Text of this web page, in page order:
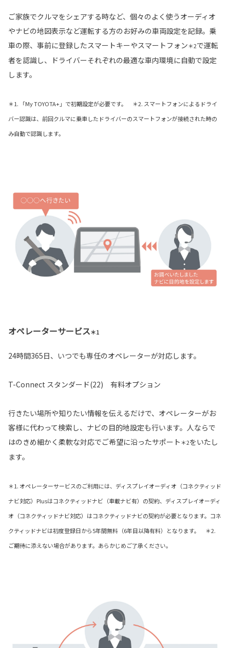
ご家族でクルマをシェアする時など、個々のよく使うオーディオ
やナビの地図表示など運転する方のお好みの車両設定を記録。乗
車の際、事前に登録したスマートキーやスマートフォン＊2で運転
者を認識し、ドライバーそれぞれの最適な車内環境に自動で設定
します。
＊1. 「My TOYOTA+」で初期設定が必要です。 ＊2. スマートフォンによるドライ
バー認識は、前回クルマに乗車したドライバーのスマートフォンが接続された時の
み自動で認識します。
オペレーターサービス＊1
24時間365日、いつでも専任のオペレーターが対応します。
T-Connect スタンダード(22) 有料オプション
行きたい場所や知りたい情報を伝えるだけで、オペレーターがお
客様に代わって検索し、ナビの目的地設定も行います。人ならで
はのきめ細かく柔軟な対応でご希望に沿ったサポート ＊2をいたし
ます。
＊1. オペレーターサービスのご利用には、ディスプレイオーディオ（コネクティッド
ナビ対応）Plusはコネクティッドナビ（車載ナビ有）の契約、ディスプレイオーディ
オ（コネクティッドナビ対応）はコネクティッドナビの契約が必要となります。コネ
クティッドナビは初度登録日から5年間無料（6年目以降有料）となります。 ＊2.
ご期待に添えない場合があります。あらかじめご了承ください。